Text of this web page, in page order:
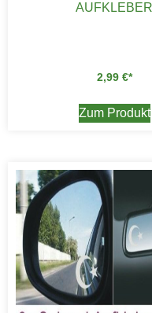
AUFKLEBER
2,99 €
Zum Produkt